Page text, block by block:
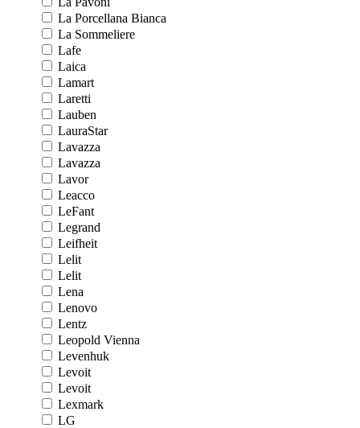
La Porcellana Bianca
La Sommeliere
Lafe
Laica
Lamart
Laretti
Lauben
LauraStar
Lavazza
Lavazza
Lavor
Leacco
LeFant
Legrand
Leifheit
Lelit
Lelit
Lena
Lenovo
Lentz
Leopold Vienna
Levenhuk
Levoit
Levoit
Lexmark
LG